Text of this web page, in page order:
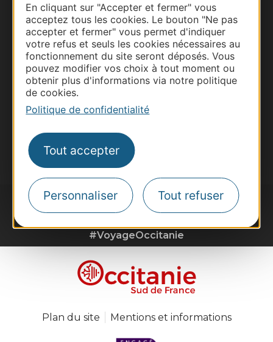
En cliquant sur "Accepter et fermer" vous
acceptez tous les cookies. Le bouton "Ne pas
accepter et fermer" vous permet d'indiquer
votre refus et seuls les cookies nécessaires au
fonctionnement du site seront déposés. Vous
pouvez modifier vos choix à tout moment ou
obtenir plus d'informations via notre politique
de cookies.
Politique de confidentialité
Tout accepter
Personnaliser Tout refuser
Business/Mice
Pros d'Occitanie
Site presse et d'influence
Voyagistes
Destination Sport
Inscrivez-vous à la lettre d'information
Destination Occitanie pour recevoir des
Je m'abonne
#VoyageOccitanie
Plan du site Mentions et informations